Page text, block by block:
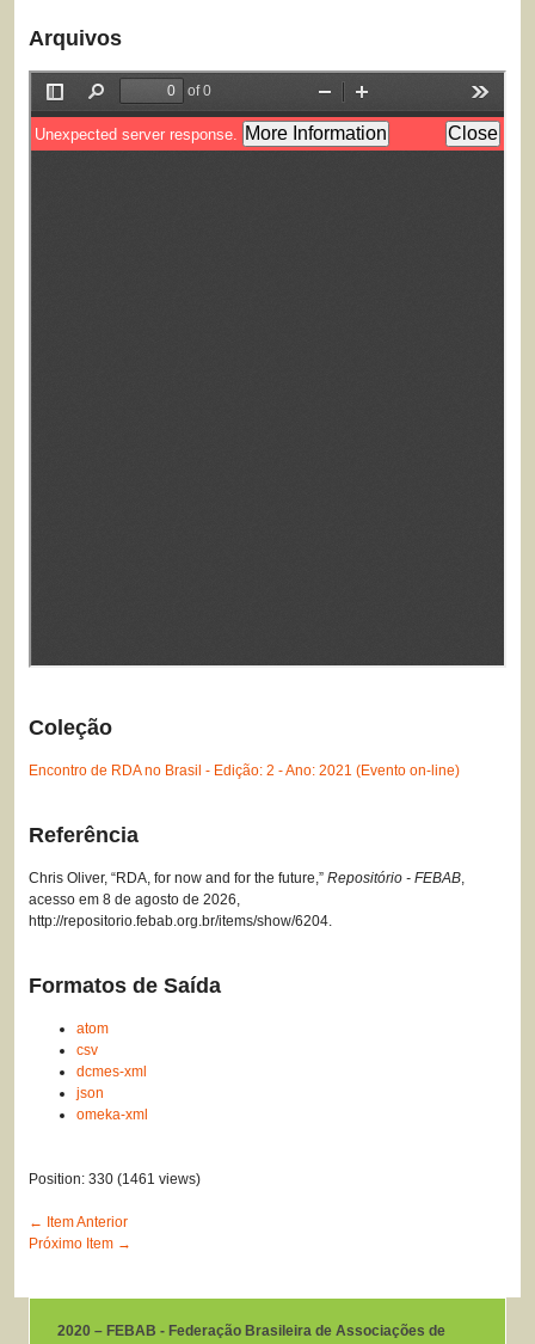
Arquivos
Coleção
Encontro de RDA no Brasil - Edição: 2 - Ano: 2021 (Evento on-line)
Referência
Chris Oliver, “RDA, for now and for the future,” Repositório - FEBAB,
acesso em 8 de agosto de 2026,
http://repositorio.febab.org.br/items/show/6204.
Formatos de Saída
atom
csv
dcmes-xml
json
omeka-xml
Position: 330 (1461 views)
← Item Anterior
Próximo Item →
2020 – FEBAB - Federação Brasileira de Associações de